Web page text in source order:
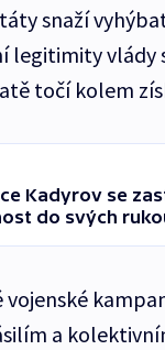
snaží
legitimity
točí kolem
Kadyrov se
do svých
vojenské
a